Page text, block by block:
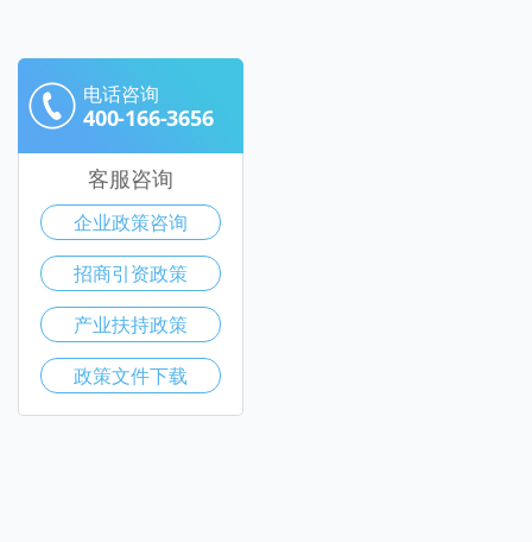
电话咨询
400-166-3656
客服咨询
企业政策咨询
招商引资政策
产业扶持政策
政策文件下载